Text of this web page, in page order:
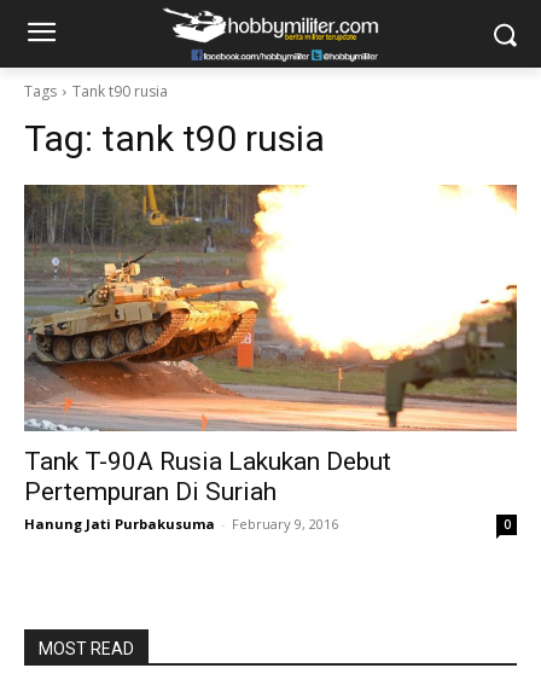
Tags Tank t90 rusia
Tag: tank t90 rusia
Tank T-90A Rusia Lakukan Debut
Pertempuran Di Suriah
Hanung Jati Purbakusuma - February 9, 2016 0
MOST READ